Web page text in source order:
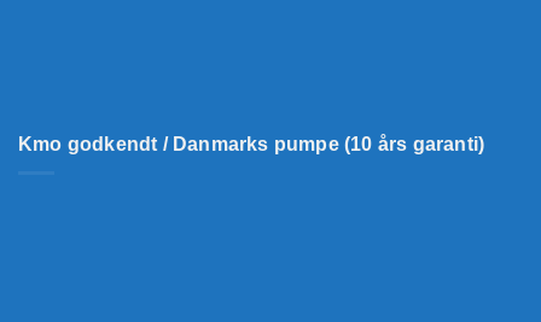
Kmo godkendt / Danmarks pumpe (10 års garanti)